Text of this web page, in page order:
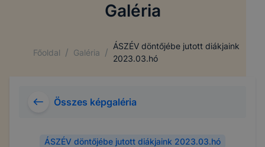
Galéria
Főoldal / Galéria /
ÁSZÉV döntőjébe jutott diákjaink
2023.03.hó
Összes képgaléria
ÁSZÉV döntőjébe jutott diákjaink 2023.03.hó